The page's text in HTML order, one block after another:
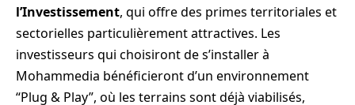
l’Investissement, qui offre des primes territoriales et
sectorielles particulièrement attractives. Les
investisseurs qui choisiront de s’installer à
Mohammedia bénéficieront d’un environnement
“Plug & Play”, où les terrains sont déjà viabilisés,